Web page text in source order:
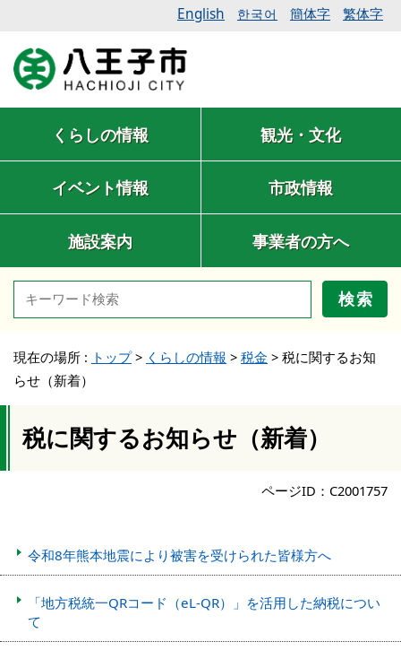
English 한국어 簡体字 繁体字
くらしの情報 観光・文化
イベント情報 市政情報
施設案内 事業者の方へ
検索
現在の場所 : トップ> くらしの情報 > 税金 > 税に関するお知
らせ（新着）
税に関するお知らせ（新着）
ページID：C2001757
令和8年熊本地震により被害を受けられた皆様方へ
「地方税統一QRコード（eL-QR）」を活用した納税につい
て